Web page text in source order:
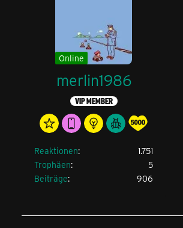
Online
merlin1986
VIP MEMBER
Reaktionen
1.751
Trophäen
5
Beiträge
906